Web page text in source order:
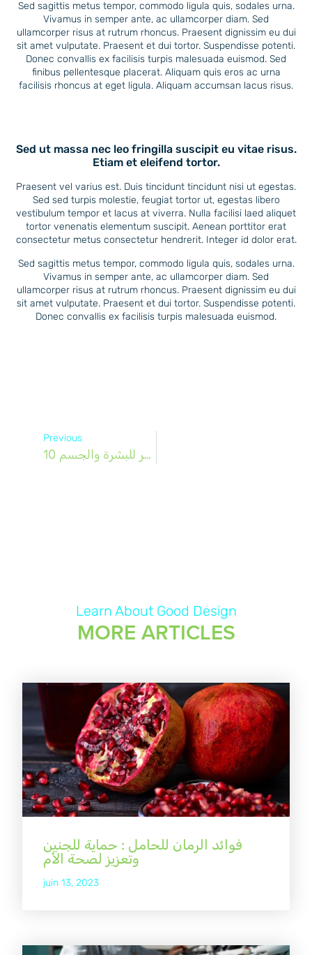
Sed sagittis metus tempor, commodo ligula quis, sodales urna.
Vivamus in semper ante, ac ullamcorper diam. Sed
ullamcorper risus at rutrum rhoncus. Praesent dignissim eu dui
sit amet vulputate. Praesent et dui tortor. Suspendisse potenti.
Donec convallis ex facilisis turpis malesuada euismod. Sed
finibus pellentesque placerat. Aliquam quis eros ac urna
facilisis rhoncus at eget ligula. Aliquam accumsan lacus risus.
Sed ut massa nec leo fringilla suscipit eu vitae risus.
Etiam et eleifend tortor.
Praesent vel varius est. Duis tincidunt tincidunt nisi ut egestas.
Sed sed turpis molestie, feugiat tortor ut, egestas libero
vestibulum tempor et lacus at viverra. Nulla facilisi laed aliquet
tortor venenatis elementum suscipit. Aenean porttitor erat
consectetur metus consectetur hendrerit. Integer id dolor erat.
Sed sagittis metus tempor, commodo ligula quis, sodales urna.
Vivamus in semper ante, ac ullamcorper diam. Sed
ullamcorper risus at rutrum rhoncus. Praesent dignissim eu dui
sit amet vulputate. Praesent et dui tortor. Suspendisse potenti.
Donec convallis ex facilisis turpis malesuada euismod.
Previous
10 من فوائد ماء البحر للبشرة والجسم
Learn About Good Design
MORE ARTICLES
فوائد الرمان للحامل : حماية للجنين
وتعزيز لصحة الأم
juin 13, 2023